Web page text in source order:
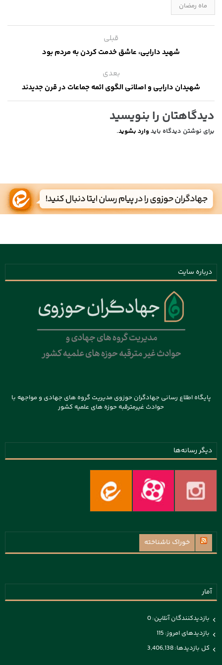
ماه رمضان
قبلی
شهید دارایی، عاشق خدمت کردن به مردم بود
بعدی
شهیدان دارایی و اصلانی الگوی ائمه جماعات در قرن‌ جدیدند
دیدگاهتان را بنویسید
برای نوشتن دیدگاه باید وارد بشوید.
درباره سایت
پایگاه اطلاع رسانی جهادگران حوزوی مدیریت گروه های جهادی و مواجهه با
حوادث غیرمترقبه حوزه های علمیه کشور
دیگر رسانه‌ها
خوراک ناشناخته
آمار
بازدیدکنندگان آنلاین:0
بازدیدهای امروز: 115
کل بازدیدها:3,406,138